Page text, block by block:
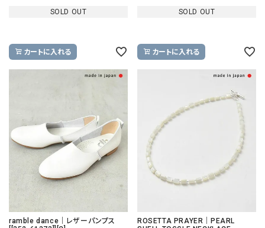
SOLD OUT
カートに入れる
SOLD OUT
カートに入れる
ramble dance｜レザーパンプス
ROSETTA PRAYER｜PEARL